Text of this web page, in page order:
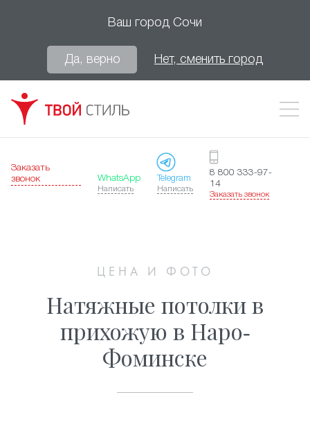
Ваш город Сочи
Да, верно Нет, сменить город
Заказать
звонок
WhatsApp
Написать
Telegram
Написать
8 800 333-97-
14
Заказать звонок
ЦЕНА И ФОТО
Натяжные потолки в
прихожую в Наро-
Фоминске